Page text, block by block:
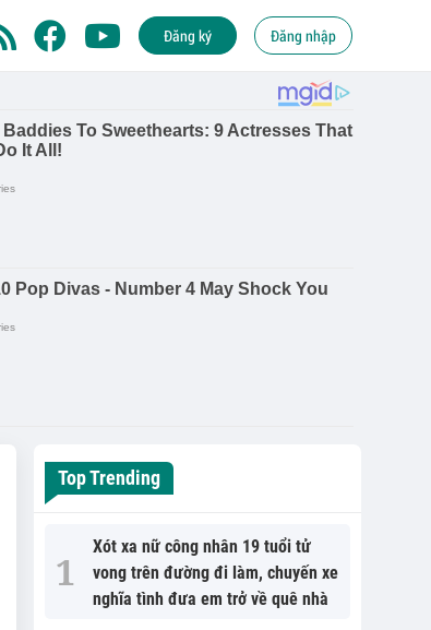
Đăng ký Đăng nhập
Top Trending
Xót xa nữ công nhân 19 tuổi tử
vong trên đường đi làm, chuyến xe
nghĩa tình đưa em trở về quê nhà